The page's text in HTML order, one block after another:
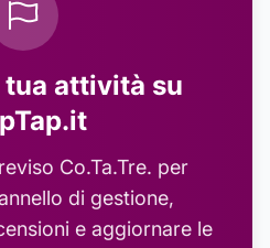
tua attività su
Co.Ta.Tre. per
di gestione,
e aggiornare le